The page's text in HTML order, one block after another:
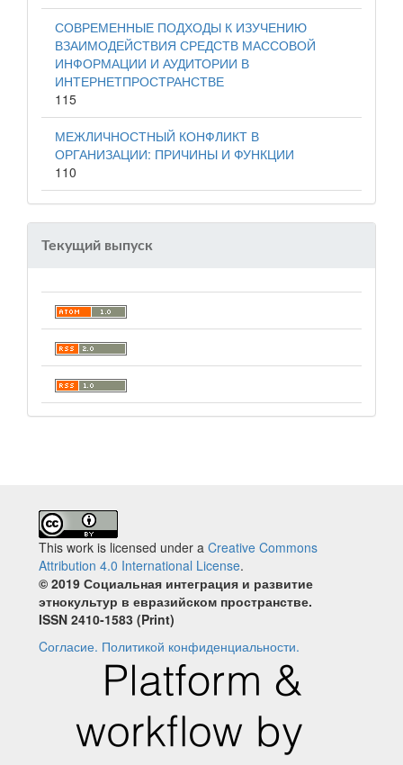
СОВРЕМЕННЫЕ ПОДХОДЫ К ИЗУЧЕНИЮ
ВЗАИМОДЕЙСТВИЯ СРЕДСТВ МАССОВОЙ
ИНФОРМАЦИИ И АУДИТОРИИ В
ИНТЕРНЕТПРОСТРАНСТВЕ
115
МЕЖЛИЧНОСТНЫЙ КОНФЛИКТ В
ОРГАНИЗАЦИИ: ПРИЧИНЫ И ФУНКЦИИ
110
Текущий выпуск
This work is licensed under a Creative Commons
Attribution 4.0 International License.
© 2019 Социальная интеграция и развитие
этнокультур в евразийском пространстве.
ISSN 2410‐1583 (Print)
Cогласие. Политикой конфиденциальности.